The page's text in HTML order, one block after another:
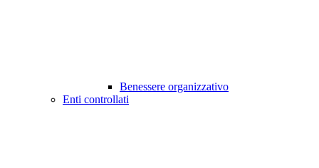
Benessere organizzativo
Enti controllati